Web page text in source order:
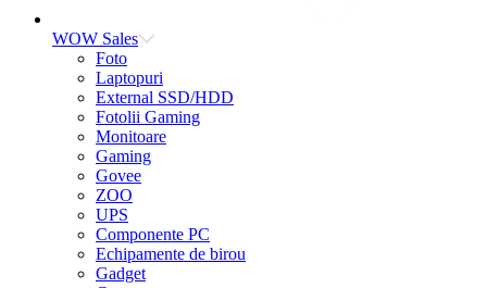
WOW Sales
Foto
Laptopuri
External SSD/HDD
Fotolii Gaming
Monitoare
Gaming
Govee
ZOO
UPS
Componente PC
Echipamente de birou
Gadget